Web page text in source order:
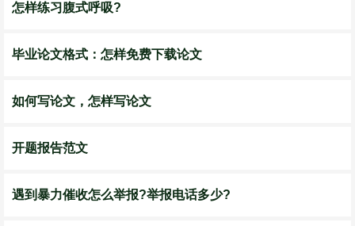
怎样练习腹式呼吸?
毕业论文格式：怎样免费下载论文
如何写论文，怎样写论文
开题报告范文
遇到暴力催收怎么举报?举报电话多少?